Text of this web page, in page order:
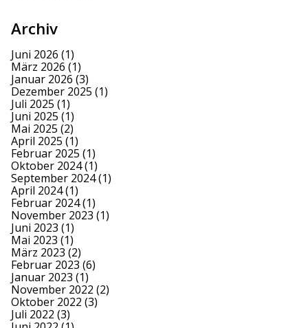
Archiv
Juni 2026 (1)
März 2026 (1)
Januar 2026 (3)
Dezember 2025 (1)
Juli 2025 (1)
Juni 2025 (1)
Mai 2025 (2)
April 2025 (1)
Februar 2025 (1)
Oktober 2024(1)
September 2024(1)
April 2024(1)
Februar 2024(1)
November 2023 (1)
Juni 2023 (1)
Mai 2023 (1)
März 2023 (2)
Februar 2023 (6)
Januar 2023 (1)
November 2022 (2)
Oktober 2022 (3)
Juli 2022 (3)